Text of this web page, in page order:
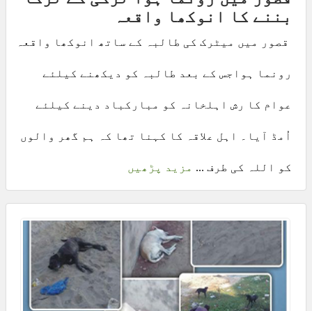
بننے کا انوکھا واقعہ
قصور میں میٹرک کی طالبہ کے ساتھ انوکھا واقعہ
رونما ہواجس کے بعد طالبہ کو دیکھنے کیلئے
عوام کا رش اہلخانہ کو مبارکباد دینے کیلئے
اُمڈ آیا۔ اہل علاقہ کا کہنا تھا کہ ہم گھر والوں
کو اللہ کی طرف ... مزید پڑھیں